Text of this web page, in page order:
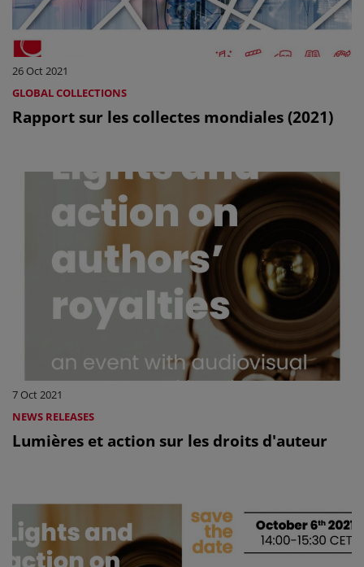
26 Oct 2021
GLOBAL COLLECTIONS
Rapport sur les collectes mondiales (2021)
7 Oct 2021
NEWS RELEASES
Lumières et action sur les droits d'auteur